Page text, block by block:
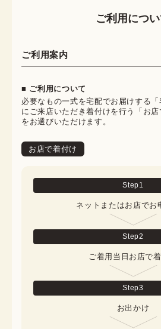
ご利用につ
ご利用案内
■ ご利用について
必要なもの一式を宅配でお届けする
にご来店いただき着付けを行う「お
をお選びいただけます。
お店で着付け
Step1
ネットまたはお店でお
Step2
ご着用当日お店で
Step3
お出かけ